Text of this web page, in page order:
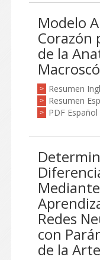
Modelo
Corazón
de la
> Resumen
> Resumen
> PDF Español
Redes
con
de la